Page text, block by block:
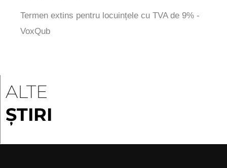
Termen extins pentru locuințele cu TVA de 9% -
VoxQub
ALTE
ȘTIRI